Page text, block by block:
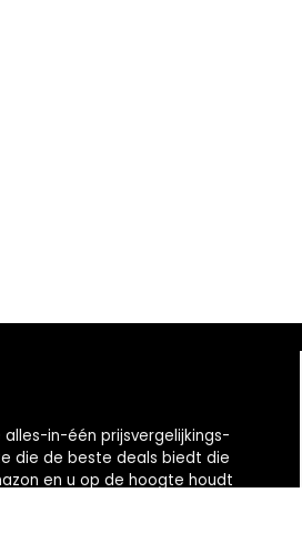
in-één prijsvergelijkings-
die de beste deals biedt die
en u op de hoogte houdt